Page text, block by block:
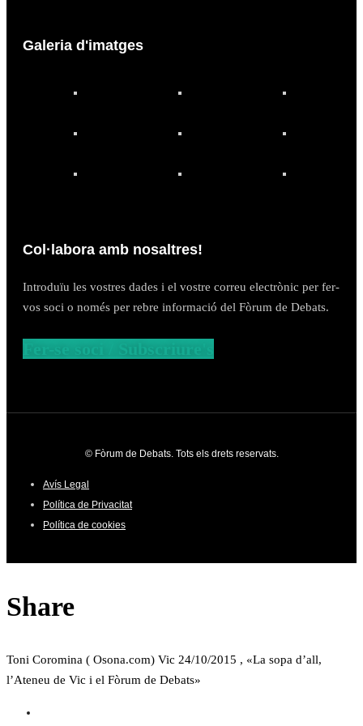
Galeria d'imatges
Col·labora amb nosaltres!
Introduïu les vostres dades i el vostre correu electrònic per fer-
vos soci o només per rebre informació del Fòrum de Debats.
© Fòrum de Debats. Tots els drets reservats.
Avís Legal
Política de Privacitat
Política de cookies
Share
Toni Coromina ( Osona.com) Vic 24/10/2015 , «La sopa d’all,
l’Ateneu de Vic i el Fòrum de Debats»